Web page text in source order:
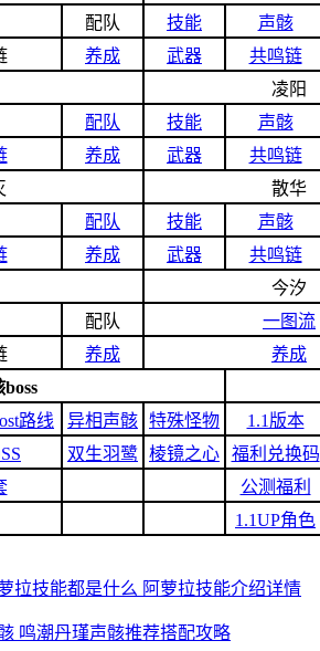
配队 技能 声骸
养成 武器 共鸣链
凌阳
配队 技能 声骸
养成 武器 共鸣链
散华
配队 技能 声骸
养成 武器 共鸣链
今汐
配队
一图流
养成
养成
路线 异相声骸 特殊怪物 1.1版本
双生羽鹭 棱镜之心 福利兑换码
公测福利
1.1UP角色
拉技能都是什么 阿萝拉技能介绍详情
鸣潮丹瑾声骸推荐搭配攻略